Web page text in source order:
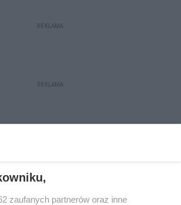
REKLAMA
REKLAMA
zaufanych partnerów oraz inne